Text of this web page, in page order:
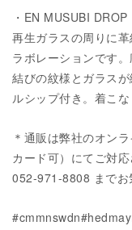
・EN MUSUBI
再生ガラスの周りに
ラボレーションです
結びの紋様とガラス
ルシップ付き。着こ
＊通販は弊社のオン
カード可）にてご対
052-971-8808 までお